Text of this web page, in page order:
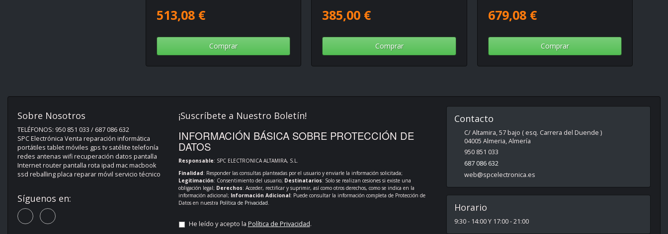
513,08 €
Comprar
385,00 €
Comprar
679,08 €
Comprar
Sobre Nosotros
TELÉFONOS: 950 851 033 / 687 086 632
SPC Electrónica Venta reparación informática
portátiles tablet móviles gps tv satélite telefonía
redes antenas wifi recuperación datos pantalla
Internet router pantalla rota ipad mac macbook
ssd reballing placa reparar móvil servicio técnico
Síguenos en:
¡Suscríbete a Nuestro Boletín!
INFORMACIÓN BÁSICA SOBRE PROTECCIÓN DE
DATOS
Responsable: SPC ELECTRONICA ALTAMIRA, S.L.
Finalidad: Responder las consultas planteadas por el usuario y enviarle la información solicitada;
Legitimación: Consentimiento del usuario; Destinatarios: Solo se realizan cesiones si existe una
obligación legal; Derechos: Acceder, rectificar y suprimir, así como otros derechos, como se indica en la
información adicional; Información Adicional: Puede consultar la información completa de Protección de
Datos en nuestra Política de Privacidad
He leído y acepto la Política de Privacidad.
Contacto
C/ Altamira, 57 bajo ( esq. Carrera del Duende )
04005 Almeria,Almería
950 851 033
687 086 632
web@spcelectronica.es
Horario
9:30 - 14:00 Y 17:00 - 21:00